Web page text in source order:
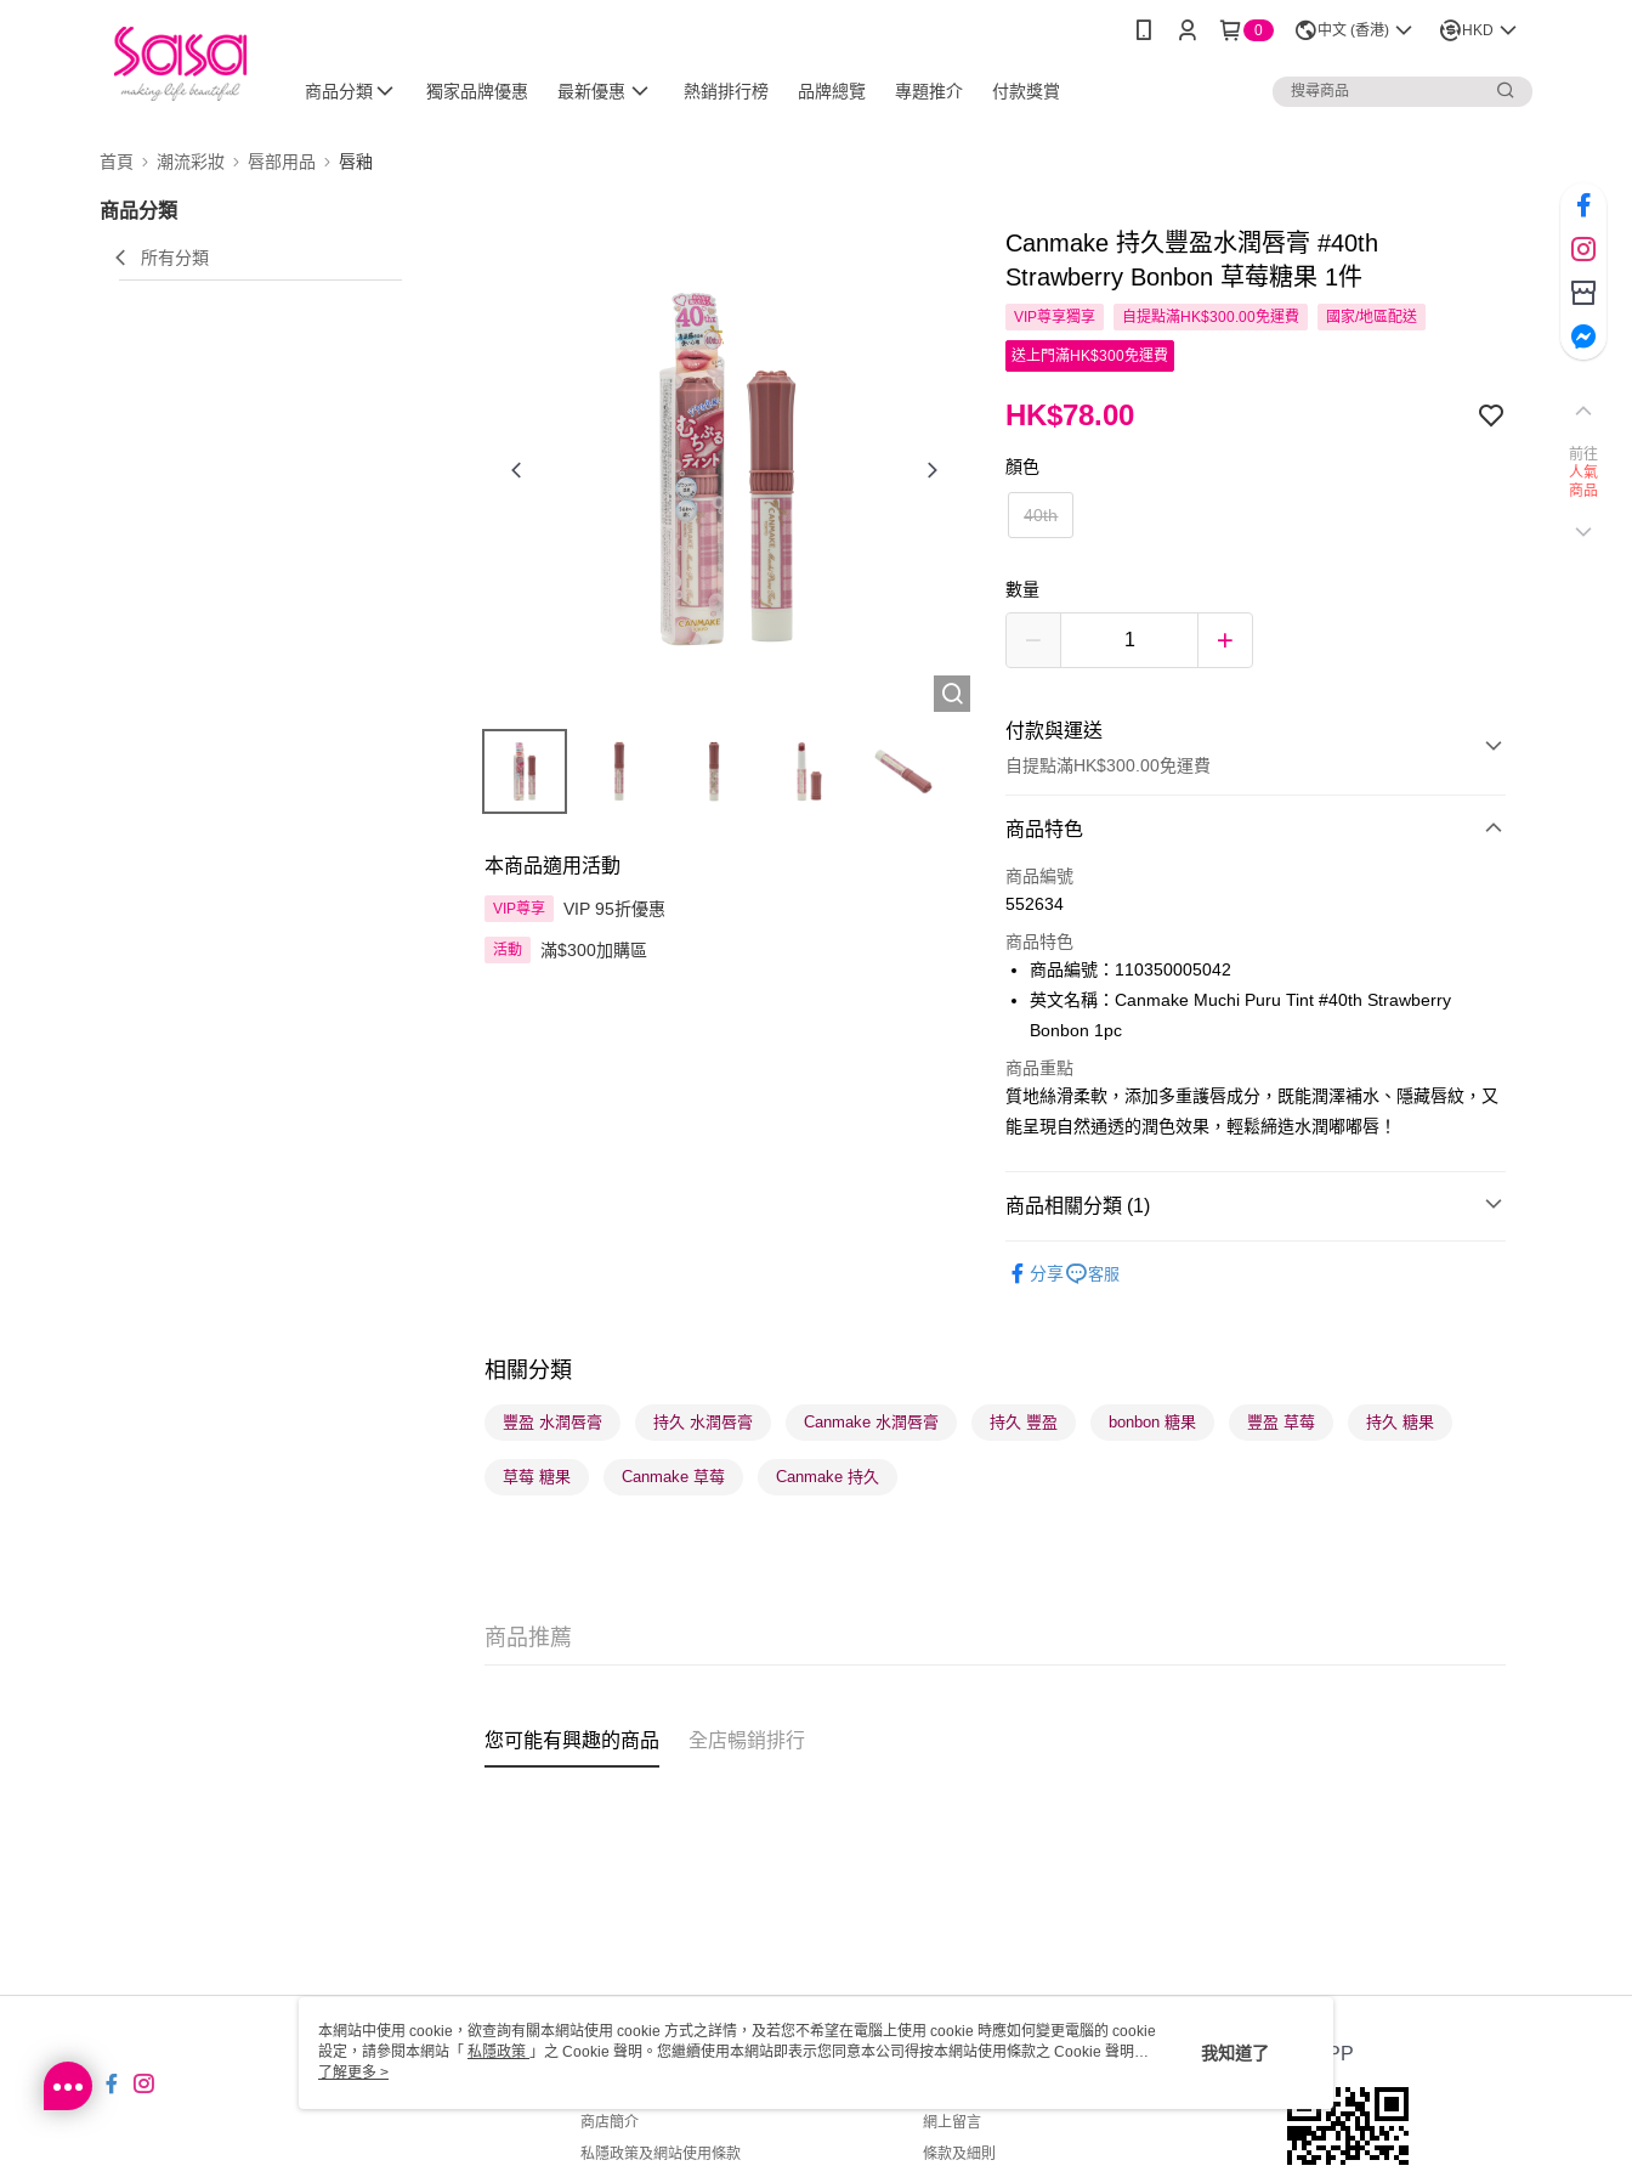
0 中文 (香港) HKD
商品分類 獨家品牌優惠 最新優惠 熱銷排行榜 品牌總覽 專題推介 付款獎賞
首頁 潮流彩妝 唇部用品 唇釉
商品分類
所有分類
本商品適用活動
VIP尊享 VIP 95折優惠
活動 滿$300加購區
Canmake 持久豐盈水潤唇膏 #40th
Strawberry Bonbon 草莓糖果 1件
VIP尊享獨享 自提點滿HK$300.00免運費 國家/地區配送
送上門滿HK$300免運費
HK$78.00
顏色
40th
數量
付款與運送
自提點滿HK$300.00免運費
付款方式
信用卡
AlipayHK
PayMe
BoC Pay
順豐自助櫃 - 確認發貨後1-3個工作天送達
商品特色
商品編號
552634
商品特色
商品編號：110350005042
英文名稱：Canmake Muchi Puru Tint #40th Strawberry
Bonbon 1pc
商品重點
質地絲滑柔軟，添加多重護唇成分，既能潤澤補水、隱藏唇紋，又
能呈現自然通透的潤色效果，輕鬆締造水潤嘟嘟唇！
商品相關分類 (1)
分享
客服
相關分類
豐盈 水潤唇膏 持久 水潤唇膏 Canmake 水潤唇膏 持久 豐盈 bonbon 糖果 豐盈 草莓 持久 糖果
草莓 糖果 Canmake 草莓 Canmake 持久
商品推薦
您可能有興趣的商品 全店暢銷排行
關於我們
商店簡介
私隱政策及網站使用條款
客戶服務
網上留言
條款及細則
官方APP
前往
人氣
商品
本網站中使用 cookie，欲查詢有關本網站使用 cookie 方式之詳情，及若您不希望在電腦上使用 cookie 時應如何變更電腦的 cookie
設定，請參閱本網站「 私隱政策 」之 Cookie 聲明。您繼續使用本網站即表示您同意本公司得按本網站使用條款之 Cookie 聲明使
用 cookie。
了解更多 >
我知道了